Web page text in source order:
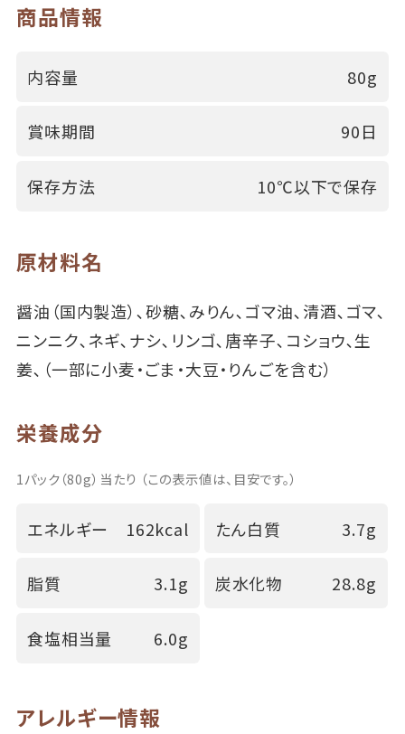
商品情報
内容量 80g
賞味期間 90日
保存方法 10℃以下で保存
原材料名
醤油（国内製造）､砂糖､みりん､ゴマ油､清酒､ゴマ､
ニンニク､ネギ､ナシ､リンゴ､唐辛子､コショウ､生
姜､（一部に小麦・ごま・大豆・りんごを含む）
栄養成分
1パック（80g）当たり （この表示値は、目安です。）
エネルギー 162kcal たん白質 3.7g
脂質 3.1g 炭水化物 28.8g
食塩相当量 6.0g
アレルギー情報